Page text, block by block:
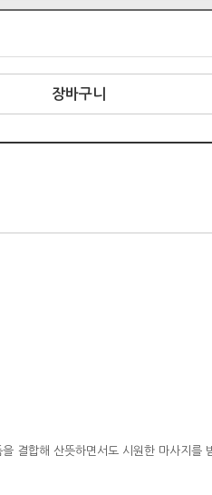
장바구니
결합해 산뜻하면서도 시원한 마사지를